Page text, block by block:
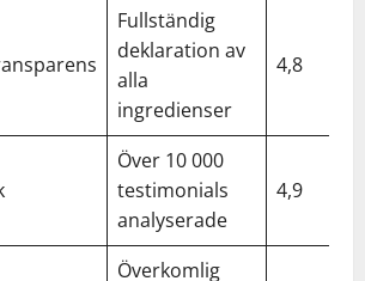
Fullständig
deklaration av
alla
ingredienser
4,8
Över 10 000
testimonials
analyserade
4,9
Överkomlig